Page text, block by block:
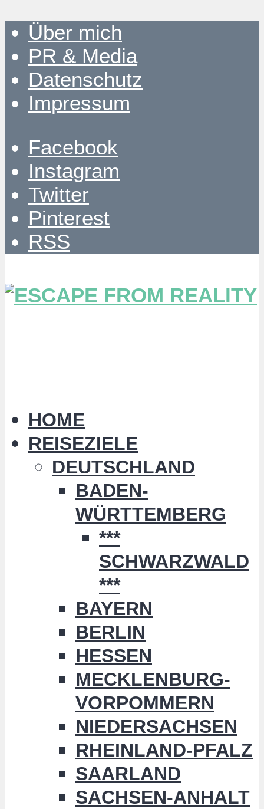
Über mich
PR & Media
Datenschutz
Impressum
Facebook
Instagram
Twitter
Pinterest
RSS
HOME
REISEZIELE
DEUTSCHLAND
BADEN-
WÜRTTEMBERG
***
SCHWARZWALD
***
BAYERN
BERLIN
HESSEN
MECKLENBURG-
VORPOMMERN
NIEDERSACHSEN
RHEINLAND-PFALZ
SAARLAND
SACHSEN-ANHALT